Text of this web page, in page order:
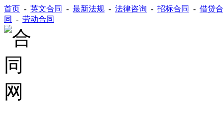
首页 - 英文合同 - 最新法规 - 法律咨询 - 招标合同 - 借贷
同
- 劳动合同